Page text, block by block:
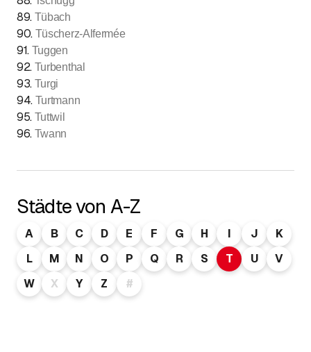
89. Tübach
90. Tüscherz-Alfermée
91. Tuggen
92. Turbenthal
93. Turgi
94. Turtmann
95. Tuttwil
96. Twann
Städte von A-Z
A B C D E F G H I J
K
L
M N O P Q R S T U
V
W
X Y Z #